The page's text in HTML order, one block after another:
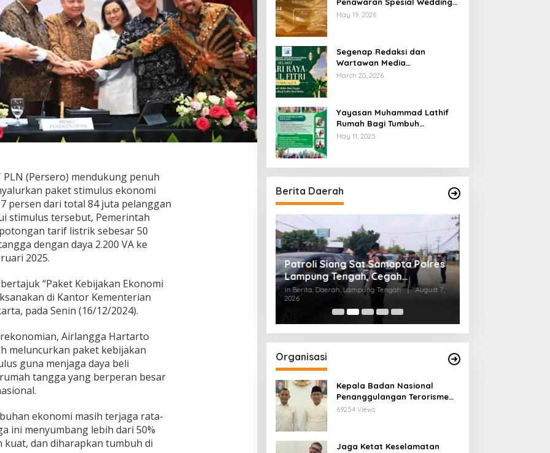
PLN (Persero) mendukung penuh
paket stimulus ekonomi
persen dari total 84 juta pelanggan
stimulus tersebut, Pemerintah
tarif listrik sebesar 50
dengan daya 2.200 VA ke
2025.
“Paket Kebijakan Ekonomi
di Kantor Kementerian
pada Senin (16/12/2024).
Airlangga Hartarto
meluncurkan paket kebijakan
guna menjaga daya beli
tangga yang berperan besar
ekonomi masih terjaga rata-
ini menyumbang lebih dari 50%
dan diharapkan tumbuh di
Penawaran Spesial Wedding
Story Edition 2026 di Swiss-
May 19, 2026
Segenap Redaksi dan
Wartawan Media
Sumberpintar Mengucapkan
March 20, 2026
Yayasan Muhammad Lathif
Rumah Bagi Tumbuh
Kembangnya Generasi Insani
May 11, 2025
Berita Daerah
Percepatan Penanggulangan
Tuberkulosis di Tanggamus
In Berita, Lampung, Provinsi
Patroli Siang Sat Samapta Polres
Lampung Tengah, Cegah
Kejahatan Jalanan di Jalinteng
Sumatera
In Berita, Daerah, Lampung Tengah |
August 7,
2026
Organisasi
Kepala Badan Nasional
Penanggulangan Terorisme
Lakukan Penguatan
69254 Views
Jaga Ketat Keselamatan